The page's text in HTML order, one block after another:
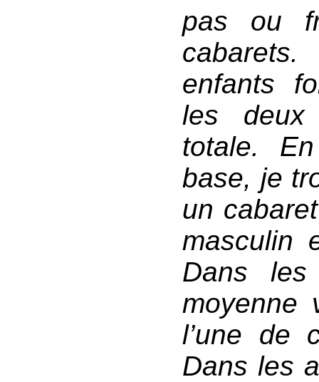
pas ou
enfants
les
totale.
base, je
un
masculin
Dans les
moyenne
l’une de
Dans les